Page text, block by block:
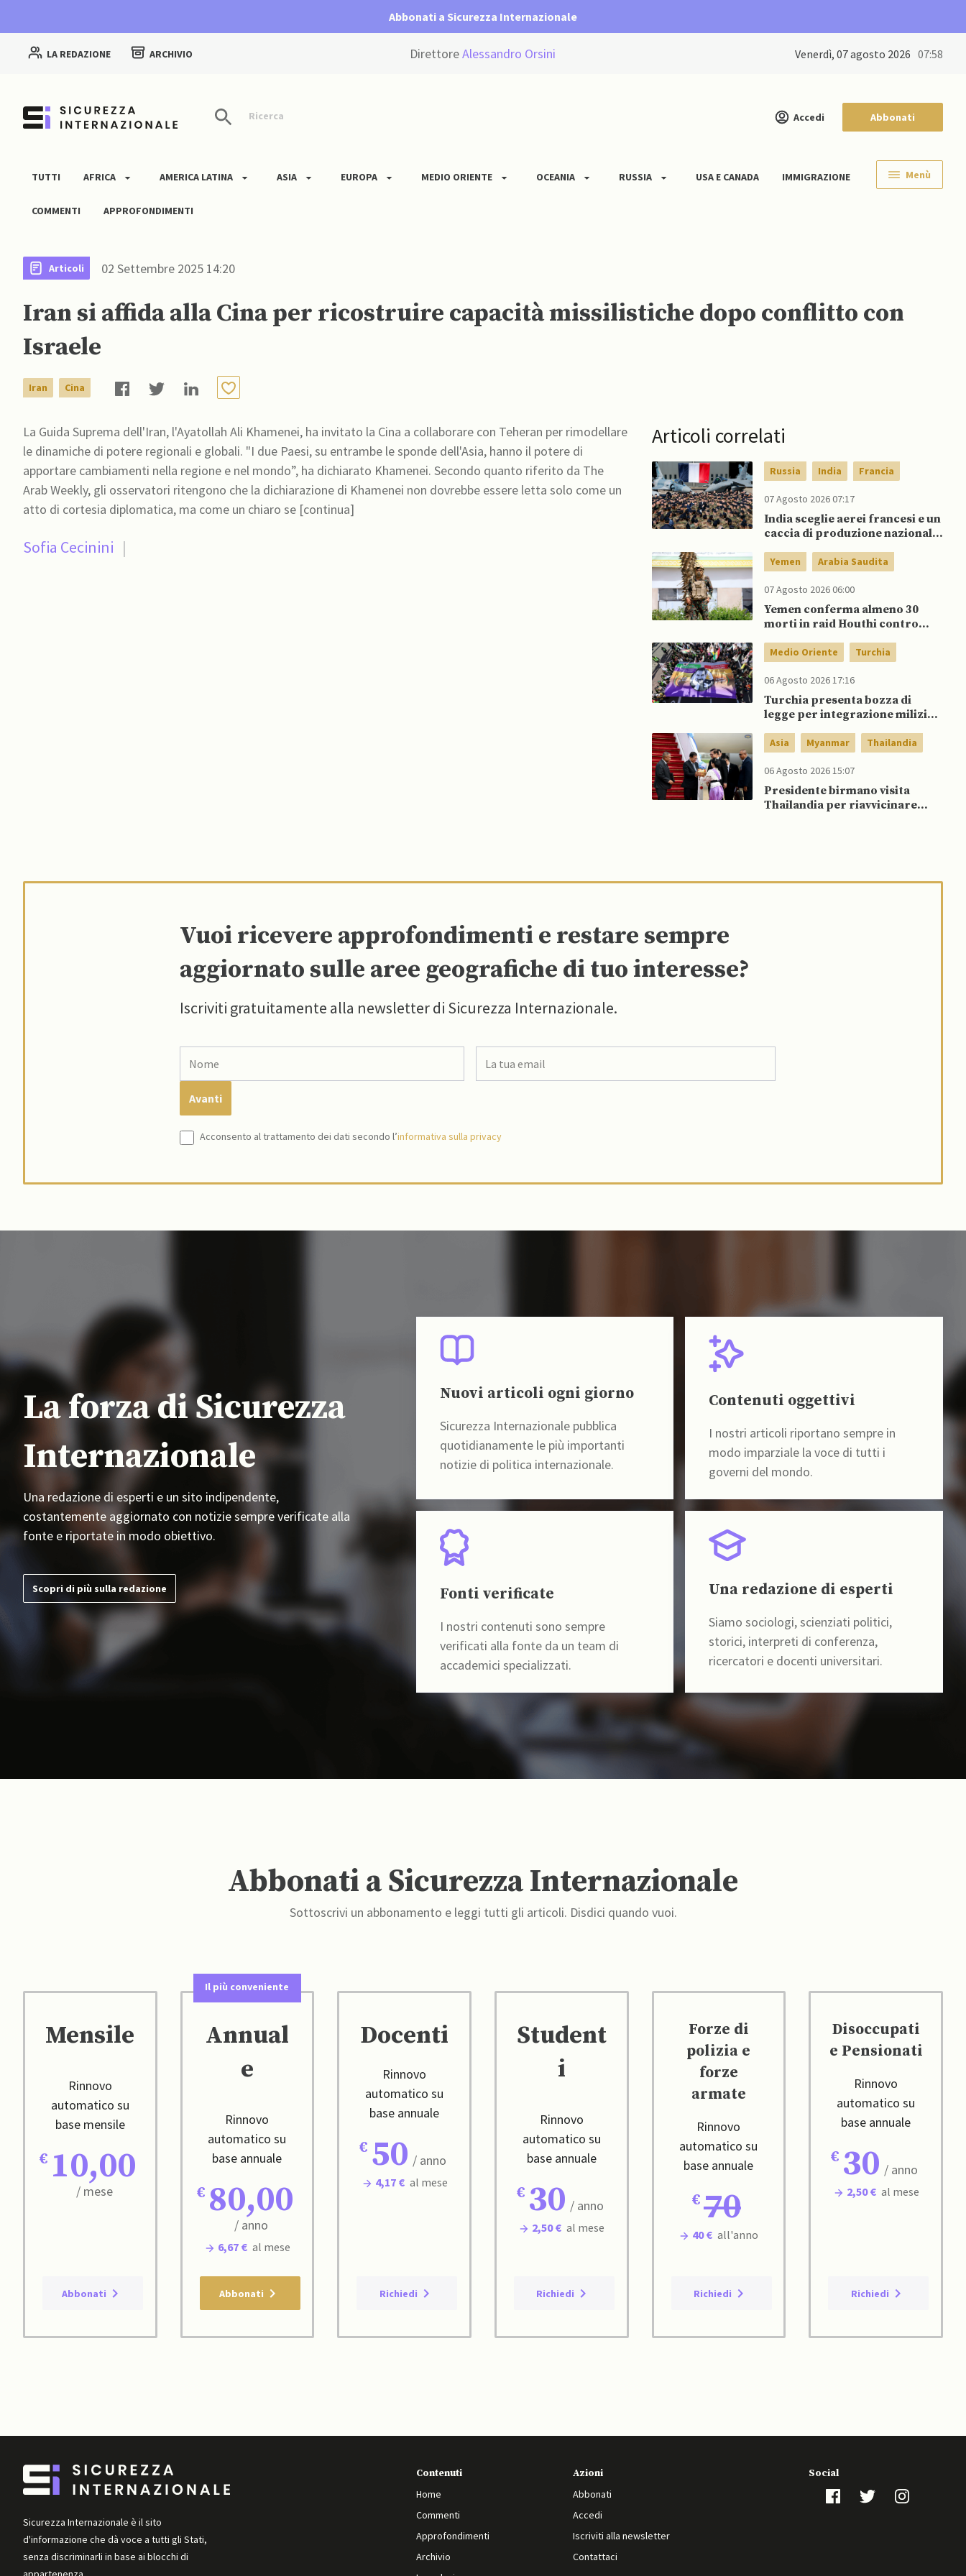
Abbonati a Sicurezza Internazionale
LA REDAZIONE ARCHIVIO DirettoreAlessandro Orsini venerdì, 07 agosto 2026 07:58
Ricerca Accedi Abbonati
TUTTI AFRICA AMERICA LATINA ASIA EUROPA MEDIO ORIENTE OCEANIA RUSSIA USA E CANADA IMMIGRAZIONE
COMMENTI APPROFONDIMENTI
Menù
Articoli 02 Settembre 2025 14:20
Iran si affida alla Cina per ricostruire capacità missilistiche dopo conflitto con
Israele
Iran Cina
La Guida Suprema dell'Iran, l'Ayatollah Ali Khamenei, ha invitato la Cina a collaborare con Teheran per rimodellare
le dinamiche di potere regionali e globali. "I due Paesi, su entrambe le sponde dell'Asia, hanno il potere di
apportare cambiamenti nella regione e nel mondo”, ha dichiarato Khamenei. Secondo quanto riferito da The
Arab Weekly, gli osservatori ritengono che la dichiarazione di Khamenei non dovrebbe essere letta solo come un
atto di cortesia diplomatica, ma come un chiaro se [continua]
Sofia Cecinini |
Articoli correlati
Russia India Francia
07 Agosto 2026 07:17
India sceglie aerei francesi e un
caccia di produzione nazionale,
parte di Putin
Yemen Arabia Saudita
07 Agosto 2026 06:00
Yemen conferma almeno 30
morti in raid Houthi contro
Medio Oriente Turchia
06 Agosto 2026 17:16
Turchia presenta bozza di
legge per integrazione milizie
Asia Myanmar Thailandia
06 Agosto 2026 15:07
Presidente birmano visita
Thailandia per riavvicinare
Vuoi ricevere approfondimenti e restare sempre
aggiornato sulle aree geografiche di tuo interesse?
Iscriviti gratuitamente alla newsletter di Sicurezza Internazionale.
Acconsento al trattamento dei dati secondo l’informativa sulla privacy
La forza di Sicurezza
Internazionale
Una redazione di esperti e un sito indipendente,
costantemente aggiornato con notizie sempre verificate alla
fonte e riportate in modo obiettivo.
Scopri di più sulla redazione
Nuovi articoli ogni giorno
Sicurezza Internazionale pubblica
quotidianamente le più importanti
notizie di politica internazionale.
Contenuti oggettivi
I nostri articoli riportano sempre in
modo imparziale la voce di tutti i
governi del mondo.
Fonti verificate
I nostri contenuti sono sempre
verificati alla fonte da un team di
accademici specializzati.
Una redazione di esperti
Siamo sociologi, scienziati politici,
storici, interpreti di conferenza,
ricercatori e docenti universitari.
Abbonati a Sicurezza Internazionale
Sottoscrivi un abbonamento e leggi tutti gli articoli. Disdici quando vuoi.
Mensile
Rinnovo
automatico su
base mensile
10,00
/ mese
Abbonati
Il più conveniente
Annual
e
Rinnovo
automatico su
base annuale
80,00
/ anno
6,67 € al mese
Abbonati
Docenti
Rinnovo
automatico su
base annuale
50 / anno
4,17 € al mese
Richiedi
Student
i
Rinnovo
automatico su
base annuale
30 / anno
2,50 € al mese
Richiedi
Forze di
polizia e
forze
armate
Rinnovo
automatico su
base annuale
70
40 € all'anno
Richiedi
Disoccupati
e Pensionati
Rinnovo
automatico su
base annuale
30 / anno
2,50 € al mese
Richiedi
Sicurezza Internazionale è il sito
d'informazione che dà voce a tutti gli Stati,
senza discriminarli in base ai blocchi di
Contenuti
Home
Commenti
Approfondimenti
Archivio
Azioni
Abbonati
Accedi
Iscriviti alla newsletter
Contattaci
Social